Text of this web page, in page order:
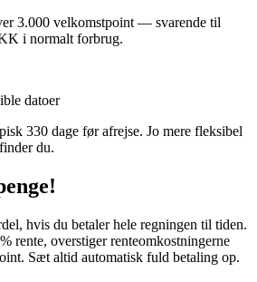
3.000 velkomstpoint — svarende til
i normalt forbrug.
datoer
330 dage før afrejse. Jo mere fleksibel
du.
hvis du betaler hele regningen til tiden.
rente, overstiger renteomkostningerne
Sæt altid automatisk fuld betaling op.